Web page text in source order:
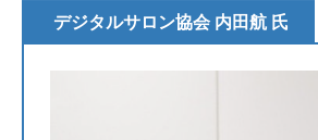
デジタルサロン協会 内田航 氏